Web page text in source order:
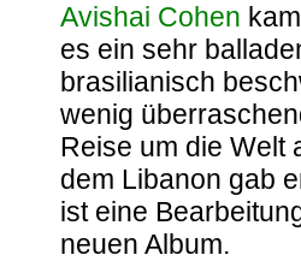
Avishai Cohen
es ein sehr
brasilianisch
wenig
Reise um die Welt
dem Libanon gab
ist eine
neuen Album.